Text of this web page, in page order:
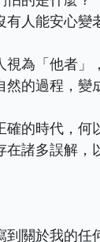
有人能安心變
視為「他者」
然的過程，變
確的時代，何
在諸多誤解，
關於我的任